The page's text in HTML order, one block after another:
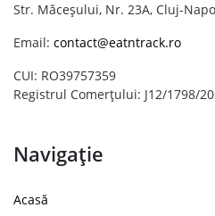
Str. Măceșului, Nr. 23A, Cluj-
Email: contact@eatntrack.ro
CUI: RO39757359
Registrul Comerțului: J12/1798/
Navigație
Acasă